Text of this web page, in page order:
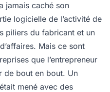
jamais caché son
logicielle de l’activité de
piliers du fabricant et un
Mais ce sont
que l’entrepreneur
de bout en bout. Un
mené avec des